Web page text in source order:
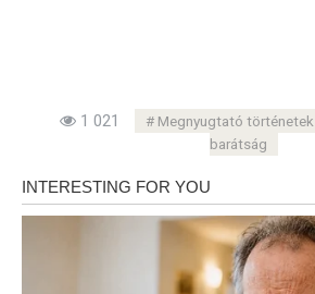
1 021 Megnyugtató történetek
barátság